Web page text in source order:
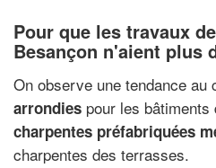
Pour que les travaux
Besançon n'aient plus
On observe une tendance au
arrondies pour les
charpentes préfabriquées
charpentes des terrasses.